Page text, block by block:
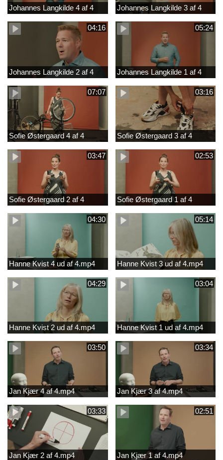
Johannes Langkilde 4 af 4 Johannes Langkilde 3 af 4
04:16
Johannes Langkilde 2 af 4
05:24
Johannes Langkilde 1 af 4
07:07
Sofie Østergaard 4 af 4
03:16
Sofie Østergaard 3 af 4
03:47
Sofie Østergaard 2 af 4
02:53
Sofie Østergaard 1 af 4
04:30
Hanne Kvist 4 ud af 4.mp4
05:14
Hanne Kvist 3 ud af 4.mp4
04:29
Hanne Kvist 2 ud af 4.mp4
03:04
Hanne Kvist 1 ud af 4.mp4
03:50
Jan Kjær 4 af 4.mp4
03:34
Jan Kjær 3 af 4.mp4
03:33
Jan Kjær 2 af 4.mp4
02:51
Jan Kjær 1 af 4.mp4